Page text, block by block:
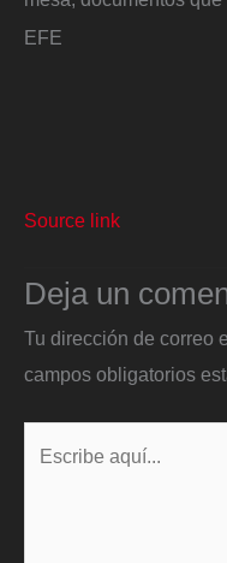
EFE
Source link
Deja un
Tu dirección de correo
campos obligatorios